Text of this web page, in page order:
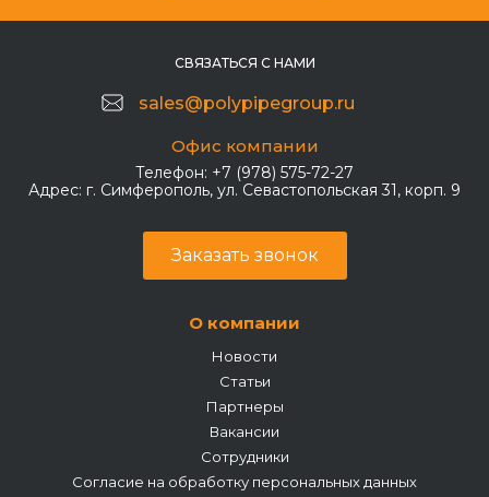
СВЯЗАТЬСЯ С НАМИ
sales@polypipegroup.ru
Офис компании
Телефон: +7 (978) 575-72-27
Адрес: г. Симферополь, ул. Севастопольская 31, корп. 9
Заказать звонок
О компании
Новости
Статьи
Партнеры
Вакансии
Сотрудники
Согласие на обработку персональных данных